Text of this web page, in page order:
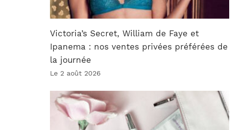
Victoria’s Secret, William de Faye et
Ipanema : nos ventes privées préférées de
la journée
Le 2 août 2026